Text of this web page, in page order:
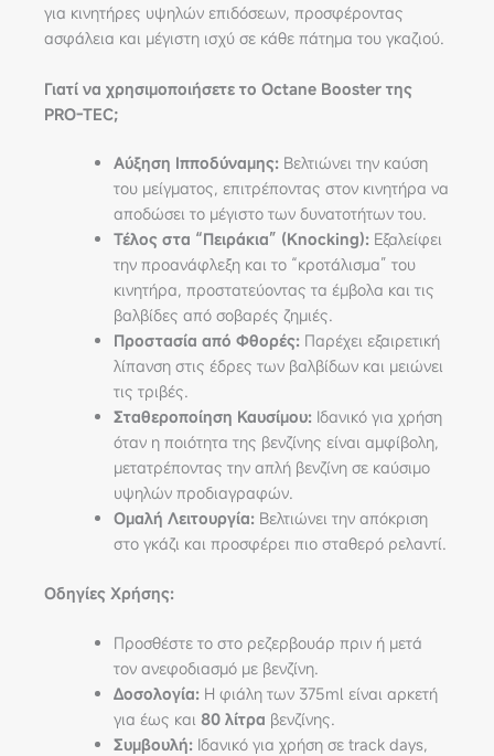
για κινητήρες υψηλών επιδόσεων, προσφέροντας
ασφάλεια και μέγιστη ισχύ σε κάθε πάτημα του γκαζιού.
Γιατί να χρησιμοποιήσετε το Octane Booster της
PRO-TEC;
Αύξηση Ιπποδύναμης: Βελτιώνει την καύση
του μείγματος, επιτρέποντας στον κινητήρα να
αποδώσει το μέγιστο των δυνατοτήτων του.
Τέλος στα “Πειράκια” (Knocking): Εξαλείφει
την προανάφλεξη και το “κροτάλισμα” του
κινητήρα, προστατεύοντας τα έμβολα και τις
βαλβίδες από σοβαρές ζημιές.
Προστασία από Φθορές: Παρέχει εξαιρετική
λίπανση στις έδρες των βαλβίδων και μειώνει
τις τριβές.
Σταθεροποίηση Καυσίμου: Ιδανικό για χρήση
όταν η ποιότητα της βενζίνης είναι αμφίβολη,
μετατρέποντας την απλή βενζίνη σε καύσιμο
υψηλών προδιαγραφών.
Ομαλή Λειτουργία: Βελτιώνει την απόκριση
στο γκάζι και προσφέρει πιο σταθερό ρελαντί.
Οδηγίες Χρήσης:
Προσθέστε το στο ρεζερβουάρ πριν ή μετά
τον ανεφοδιασμό με βενζίνη.
Δοσολογία: Η φιάλη των 375ml είναι αρκετή
για έως και80 λίτρα βενζίνης.
Συμβουλή: Ιδανικό για χρήση σε track days,